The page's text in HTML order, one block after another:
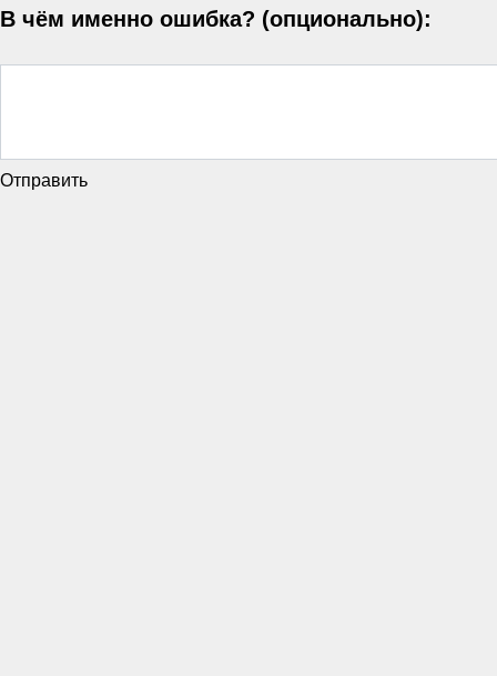
В чём именно ошибка? (опционально):
Отправить